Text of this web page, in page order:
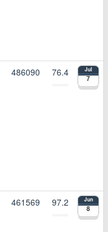
486090 76.4 Jul
7
461569 97.2 Jun
8